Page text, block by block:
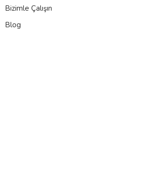
Bizimle Çalışın
Blog